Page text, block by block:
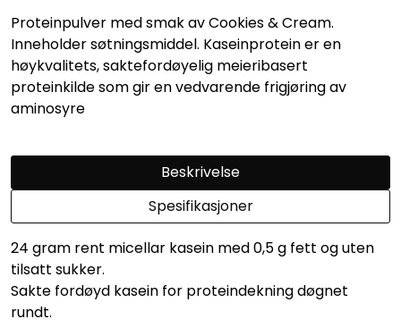
Proteinpulver med smak av Cookies & Cream.
Inneholder søtningsmiddel. Kaseinprotein er en
høykvalitets, saktefordøyelig meieribasert
proteinkilde som gir en vedvarende frigjøring av
aminosyre
Beskrivelse
Spesifikasjoner
24 gram rent micellar kasein med 0,5 g fett og uten
tilsatt sukker.
Sakte fordøyd kasein for proteindekning døgnet
rundt.